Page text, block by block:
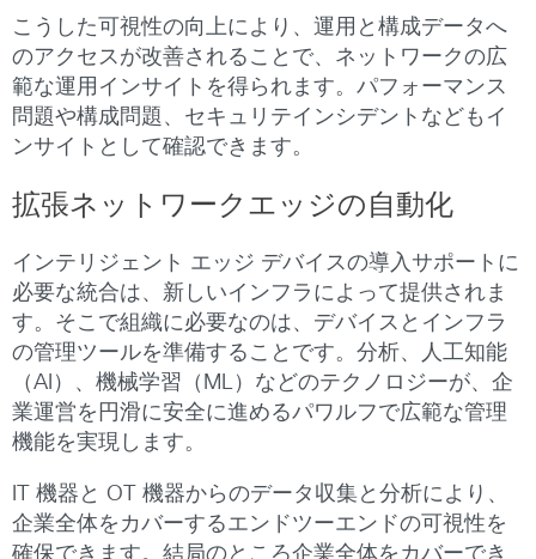
こうした可視性の向上により、運用と構成データへ
のアクセスが改善されることで、ネットワークの広
範な運用インサイトを得られます。パフォーマンス
問題や構成問題、セキュリテインシデントなどもイ
ンサイトとして確認できます。
拡張ネットワークエッジの自動化
インテリジェント エッジ デバイスの導入サポートに
必要な統合は、新しいインフラによって提供されま
す。そこで組織に必要なのは、デバイスとインフラ
の管理ツールを準備することです。分析、人工知能
（AI）、機械学習（ML）などのテクノロジーが、企
業運営を円滑に安全に進めるパワルフで広範な管理
機能を実現します。
IT 機器と OT 機器からのデータ収集と分析により、
企業全体をカバーするエンドツーエンドの可視性を
確保できます。結局のところ企業全体をカバーでき